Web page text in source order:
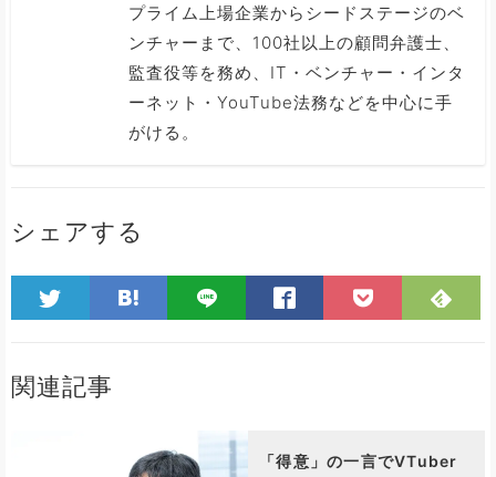
プライム上場企業からシードステージのベ
ンチャーまで、100社以上の顧問弁護士、
監査役等を務め、IT・ベンチャー・インタ
ーネット・YouTube法務などを中心に手
がける。
シェアする
関連記事
「得意」の一言でVTuber